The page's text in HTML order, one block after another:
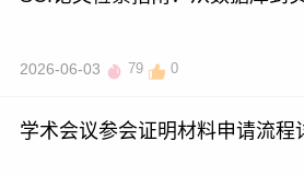
2026-06-03 79 0
学术会议参会证明材料申请流程